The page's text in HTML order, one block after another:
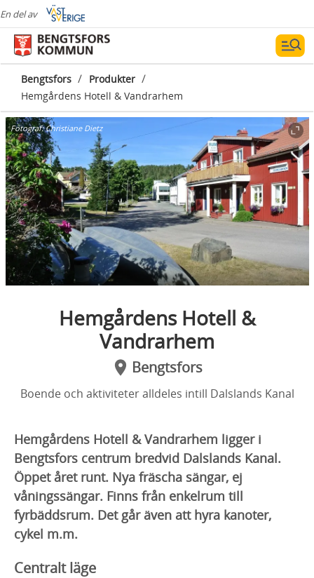
En del av
Bengtsfors / Produkter /
Hemgårdens Hotell & Vandrarhem
Fotograf:Christiane Dietz
Hemgårdens Hotell &
Vandrarhem
Bengtsfors
Boende och aktiviteter alldeles intill Dalslands Kanal
Hemgårdens Hotell & Vandrarhem ligger i
Bengtsfors centrum bredvid Dalslands Kanal.
Öppet året runt. Nya fräscha sängar, ej
våningssängar. Finns från enkelrum till
fyrbäddsrum. Det går även att hyra kanoter,
cykel m.m.
Centralt läge